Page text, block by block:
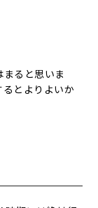
ると思いま
とよりよいか